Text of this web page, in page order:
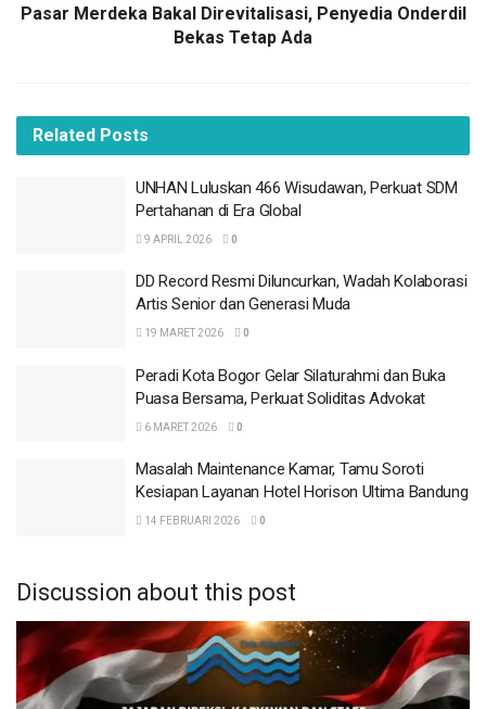
Direktur Utama Karubi Maru, Alfarisi Arifin
mengungkapkan, restoran Yakiniku Jyu (Jyubako)
dengan lidah lokal. Melalui peluncuran ini, Karubi Maru
ingin memberikan pengalaman baru dalam menyantap
yakiniku di kemasan Jyubako (bento box) dengan suasana
UNHAN Luluskan 466 Wisudawan, Perkuat SDM
Pertahanan di Era Global
19 MARET 2026
Peradi Kota Bogor Gelar Silaturahmi dan Buka
Puasa Bersama, Perkuat Soliditas Advokat
6 MARET 2026
Pasar Merdeka Bakal Direvitalisasi, Penyedia Onderdil
Bekas Tetap Ada
Related Posts
UNHAN Luluskan 466 Wisudawan, Perkuat SDM
Pertahanan di Era Global
9 APRIL 2026 0
DD Record Resmi Diluncurkan, Wadah Kolaborasi
Artis Senior dan Generasi Muda
19 MARET 2026 0
Peradi Kota Bogor Gelar Silaturahmi dan Buka
Puasa Bersama, Perkuat Soliditas Advokat
6 MARET 2026 0
Masalah Maintenance Kamar, Tamu Soroti
Kesiapan Layanan Hotel Horison Ultima Bandung
14 FEBRUARI 2026 0
Discussion about this post